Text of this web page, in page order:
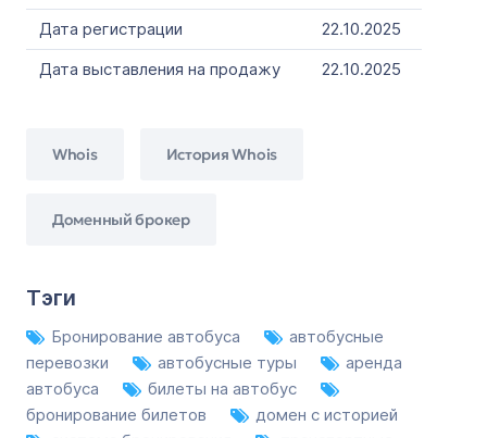
Дата регистрации
22.10.2025
Дата выставления на продажу
22.10.2025
Whois История Whois
Доменный брокер
Тэги
Бронирование автобуса
автобусные
перевозки
автобусные туры
аренда
автобуса
билеты на автобус
бронирование билетов
домен с историей